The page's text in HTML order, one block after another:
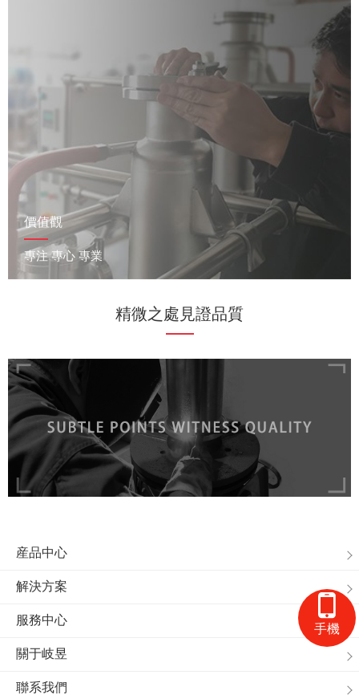
價值觀
專注 專心 專業
精微之處見證品質
産品中心
解決方案
服務中心
關于岐昱
聯系我們
手機